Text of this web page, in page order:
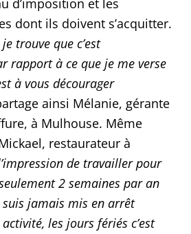
d’imposition et les
dont ils doivent s’acquitter.
trouve que c’est
rapport à ce que je me verse
à vous décourager
ainsi Mélanie, gérante
à Mulhouse. Même
restaurateur à
de travailler pour
2 semaines par an
suis jamais mis en arrêt
les jours fériés c’est